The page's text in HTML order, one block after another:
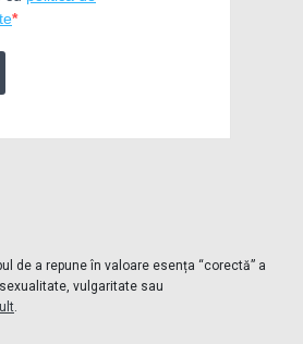
de a repune în valoare esența “corectă” a
vulgaritate sau